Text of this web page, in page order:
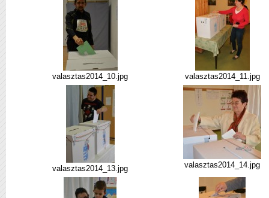
valasztas2014_10.jpg valasztas2014_11.jpg
valasztas2014_13.jpg valasztas2014_14.jpg